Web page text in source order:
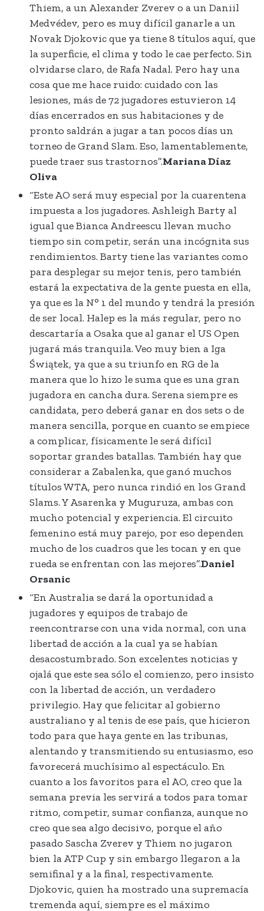
Thiem, a un Alexander Zverev o a un Daniil
Medvédev, pero es muy difícil ganarle a un
Novak Djokovic que ya tiene 8 títulos aquí, que
la superficie, el clima y todo le cae perfecto. Sin
olvidarse claro, de Rafa Nadal. Pero hay una
cosa que me hace ruido: cuidado con las
lesiones, más de 72 jugadores estuvieron 14
días encerrados en sus habitaciones y de
pronto saldrán a jugar a tan pocos días un
torneo de Grand Slam. Eso, lamentablemente,
puede traer sus trastornos”.Mariana Díaz
Oliva
“Este AO será muy especial por la cuarentena
impuesta a los jugadores. Ashleigh Barty al
igual que Bianca Andreescu llevan mucho
tiempo sin competir, serán una incógnita sus
rendimientos. Barty tiene las variantes como
para desplegar su mejor tenis, pero también
estará la expectativa de la gente puesta en ella,
ya que es la N° 1 del mundo y tendrá la presión
de ser local. Halep es la más regular, pero no
descartaría a Osaka que al ganar el US Open
jugará más tranquila. Veo muy bien a Iga
Świątek, ya que a su triunfo en RG de la
manera que lo hizo le suma que es una gran
jugadora en cancha dura. Serena siempre es
candidata, pero deberá ganar en dos sets o de
manera sencilla, porque en cuanto se empiece
a complicar, físicamente le será difícil
soportar grandes batallas. También hay que
considerar a Zabalenka, que ganó muchos
títulos WTA, pero nunca rindió en los Grand
Slams. Y Asarenka y Muguruza, ambas con
mucho potencial y experiencia. El circuito
femenino está muy parejo, por eso dependen
mucho de los cuadros que les tocan y en que
rueda se enfrentan con las mejores”.Daniel
Orsanic
“En Australia se dará la oportunidad a
jugadores y equipos de trabajo de
reencontrarse con una vida normal, con una
libertad de acción a la cual ya se habían
desacostumbrado. Son excelentes noticias y
ojalá que este sea sólo el comienzo, pero insisto
con la libertad de acción, un verdadero
privilegio. Hay que felicitar al gobierno
australiano y al tenis de ese país, que hicieron
todo para que haya gente en las tribunas,
alentando y transmitiendo su entusiasmo, eso
favorecerá muchísimo al espectáculo. En
cuanto a los favoritos para el AO, creo que la
semana previa les servirá a todos para tomar
ritmo, competir, sumar confianza, aunque no
creo que sea algo decisivo, porque el año
pasado Sascha Zverev y Thiem no jugaron
bien la ATP Cup y sin embargo llegaron a la
semifinal y a la final, respectivamente.
Djokovic, quien ha mostrado una supremacía
tremenda aquí, siempre es el máximo